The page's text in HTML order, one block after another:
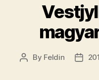
Post
By Feldin
Post